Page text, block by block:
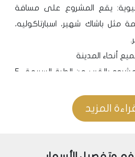
يقع المشروع على مسافة
مثل باشاك شهير، اسبارتاكوليه،
أنحاء المدينة
الطرق السريعة: يقع المشروع بالقرب من الطرق السريعة E-
المزيد